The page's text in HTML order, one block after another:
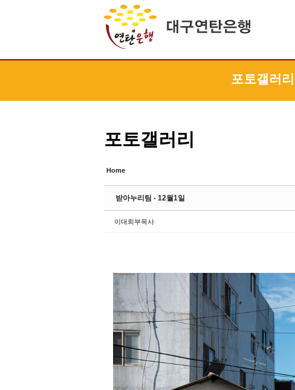
포토갤러리
포토갤러리
Home
받아누리팀 - 12월1일
이대희부목사